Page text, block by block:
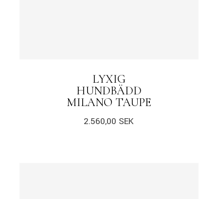
LYXIG
HUNDBÄDD
MILANO TAUPE
2.560,00 SEK